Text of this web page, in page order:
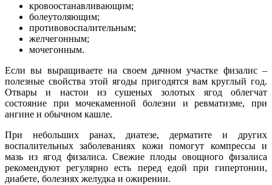
кровоостанавливающим;
болеутоляющим;
противовоспалительным;
желчегонным;
мочегонным.
Если вы выращиваете на своем дачном участке физалис –
полезные свойства этой ягоды пригодятся вам круглый год.
Отвары и настои из сушеных золотых ягод облегчат
состояние при мочекаменной болезни и ревматизме, при
ангине и обычном кашле.
При небольших ранах, диатезе, дерматите и других
воспалительных заболеваниях кожи помогут компрессы и
мазь из ягод физалиса. Свежие плоды овощного физалиса
рекомендуют регулярно есть перед едой при гипертонии,
диабете, болезнях желудка и ожирении.